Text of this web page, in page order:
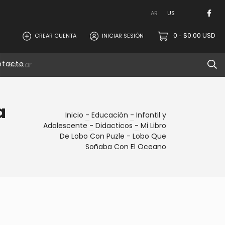
AR US
CREAR CUENTA INICIAR SESIÓN 0 - $0.00 USD
Inicio - Educación - Infantil y
Adolescente - Didacticos - Mi Libro
De Lobo Con Puzle - Lobo Que
Soñaba Con El Oceano